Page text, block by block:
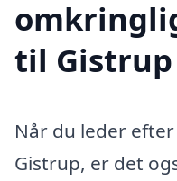
til Gistrup
Når du leder
Gistrup, er det